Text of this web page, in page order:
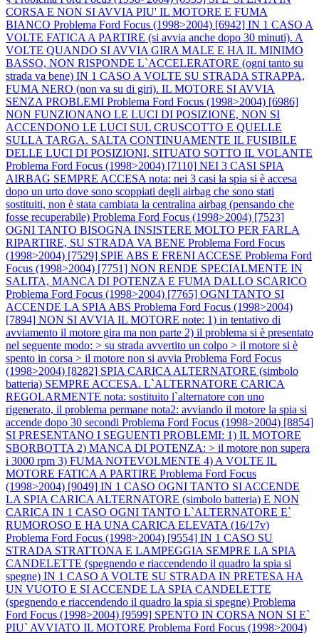
CORSA E NON SI AVVIA PIU' IL MOTORE E FUMA
BIANCO Problema Ford Focus (1998>2004) [6942] IN 1 CASO A
VOLTE FATICA A PARTIRE (si avvia anche dopo 30 minuti). A
VOLTE QUANDO SI AVVIA GIRA MALE E HA IL MINIMO
BASSO, NON RISPONDE L`ACCELERATORE (ogni tanto su
strada va bene) IN 1 CASO A VOLTE SU STRADA STRAPPA,
FUMA NERO (non va su di giri). IL MOTORE SI AVVIA
SENZA PROBLEMI Problema Ford Focus (1998>2004) [6986]
NON FUNZIONANO LE LUCI DI POSIZIONE, NON SI
ACCENDONO LE LUCI SUL CRUSCOTTO E QUELLE
SULLA TARGA. SALTA CONTINUAMENTE IL FUSIBILE
DELLE LUCI DI POSIZIONI, SITUATO SOTTO IL VOLANTE
Problema Ford Focus (1998>2004) [7110] NEI 3 CASI SPIA
AIRBAG SEMPRE ACCESA nota: nei 3 casi la spia si è accesa
dopo un urto dove sono scoppiati degli airbag che sono stati
sostituiti, non è stata cambiata la centralina airbag (pensando che
fosse recuperabile) Problema Ford Focus (1998>2004) [7523]
OGNI TANTO BISOGNA INSISTERE MOLTO PER FARLA
RIPARTIRE, SU STRADA VA BENE Problema Ford Focus
(1998>2004) [7529] SPIE ABS E FRENI ACCESE Problema Ford
Focus (1998>2004) [7751] NON RENDE SPECIALMENTE IN
SALITA, MANCA DI POTENZA E FUMA DALLO SCARICO
Problema Ford Focus (1998>2004) [7765] OGNI TANTO SI
ACCENDE LA SPIA ABS Problema Ford Focus (1998>2004)
[7894] NON SI AVVIA IL MOTORE note: 1) in tentativo di
avviamento il motore gira ma non parte 2) il problema si è presentato
nel seguente modo: > su strada avvertito un colpo > il motore si è
spento in corsa > il motore non si avvia Problema Ford Focus
(1998>2004) [8282] SPIA CARICA ALTERNATORE (simbolo
batteria) SEMPRE ACCESA. L`ALTERNATORE CARICA
REGOLARMENTE nota: sostituito l`alternatore con uno
rigenerato, il problema permane nota2: avviando il motore la spia si
accende dopo 30 secondi Problema Ford Focus (1998>2004) [8854]
SI PRESENTANO I SEGUENTI PROBLEMI: 1) IL MOTORE
SBORBOTTA 2) MANCA DI POTENZA: > il motore non supera
i 3000 rpm 3) FUMA NOTEVOLMENTE 4) A VOLTE IL
MOTORE FATICA A PARTIRE Problema Ford Focus
(1998>2004) [9049] IN 1 CASO OGNI TANTO SI ACCENDE
LA SPIA CARICA ALTERNATORE (simbolo batteria) E NON
CARICA IN 1 CASO OGNI TANTO L`ALTERNATORE E`
RUMOROSO E HA UNA CARICA ELEVATA (16/17v)
Problema Ford Focus (1998>2004) [9554] IN 1 CASO SU
STRADA STRATTONA E LAMPEGGIA SEMPRE LA SPIA
CANDELETTE (spegnendo e riaccendendo il quadro la spia si
spegne) IN 1 CASO A VOLTE SU STRADA IN PRETESA HA
UN VUOTO E SI ACCENDE LA SPIA CANDELETTE
(spegnendo e riaccendendo il quadro la spia si spegne) Problema
Ford Focus (1998>2004) [9599] SPENTO IN CORSA NON SI E`
PIU` AVVIATO IL MOTORE Problema Ford Focus (1998>2004)